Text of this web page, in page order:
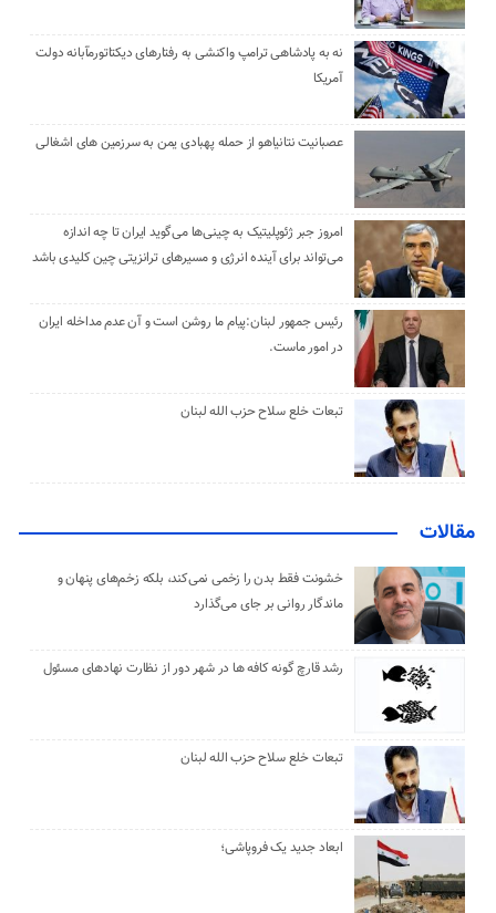
نه به پادشاهی ترامپ واکنشی به رفتارهای دیکتاتورمآبانه دولت
آمریکا
عصبانیت نتانیاهو از حمله پهبادی یمن به سرزمین های اشغالی
امروز جبر ژئوپلیتیک به چینی‌ها می‌گوید ایران تا چه اندازه
می‌تواند برای آینده انرژی و مسیرهای ترانزیتی چین کلیدی باشد
رئیس جمهور لبنان:پیام ما روشن است و آن عدم مداخله ایران
در امور ماست.
تبعات خلع سلاح حزب الله لبنان
مقالات
خشونت فقط بدن را زخمی نمی‌کند، بلکه زخم‌های پنهان و
ماندگار روانی بر جای می‌گذارد
رشد قارچ گونه کافه ها در شهر دور از نظارت نهادهای مسئول
تبعات خلع سلاح حزب الله لبنان
ابعاد جدید یک فروپاشی؛